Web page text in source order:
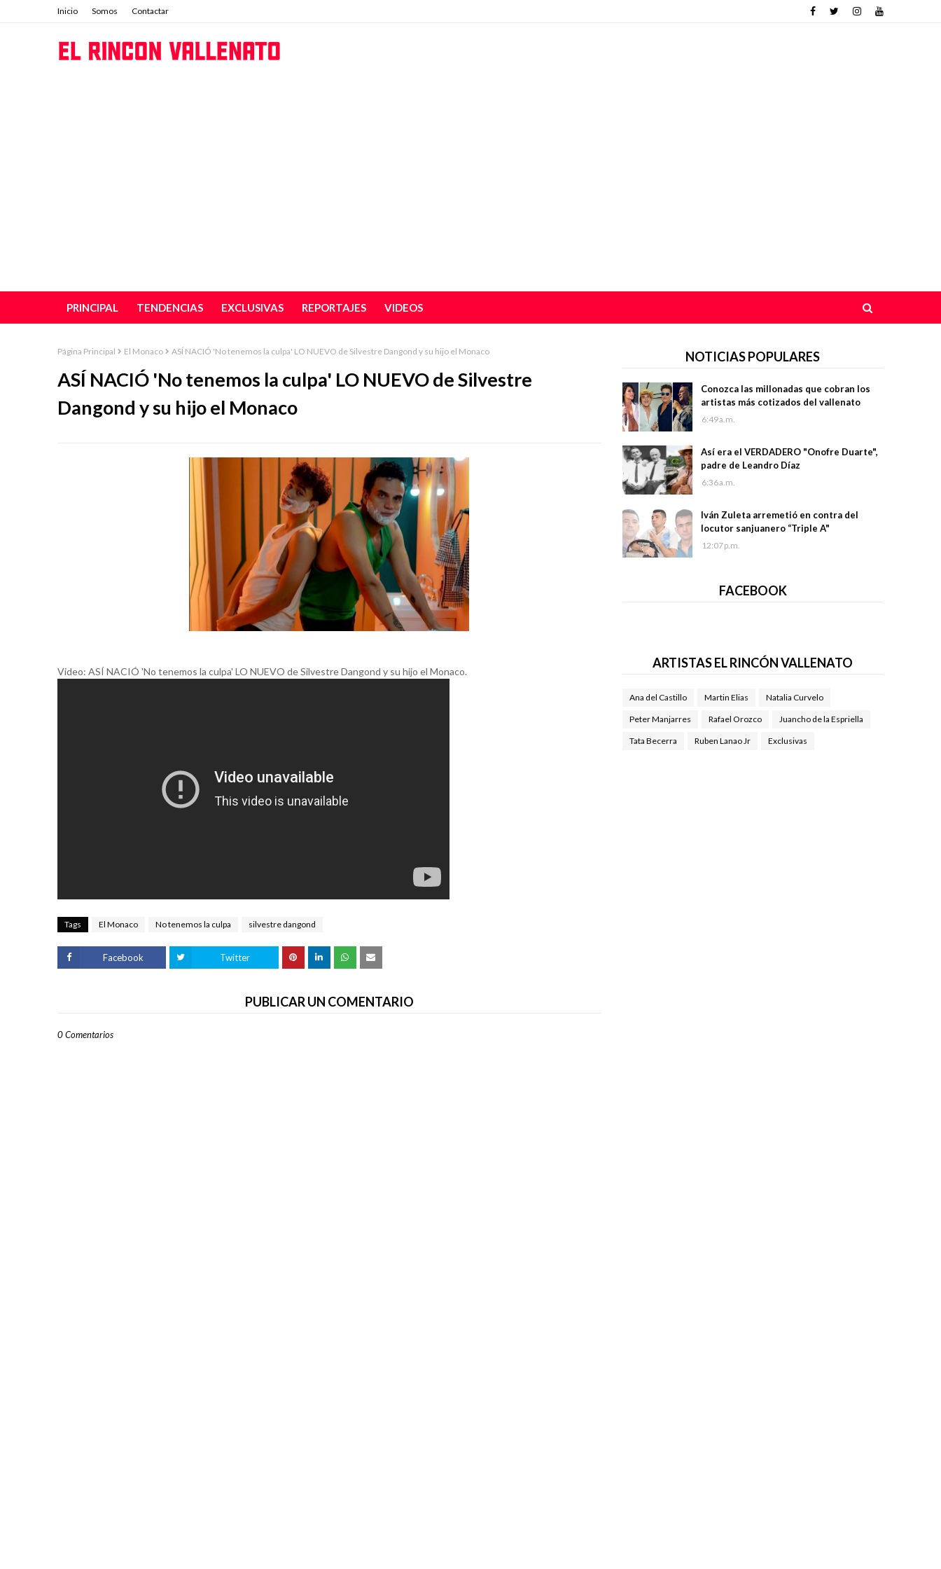
Inicio Somos Contactar
PRINCIPAL TENDENCIAS EXCLUSIVAS REPORTAJES VIDEOS
Página Principal El Monaco ASÍ NACIÓ 'No tenemos la culpa' LO NUEVO de Silvestre Dangond y su hijo el Monaco
ASÍ NACIÓ 'No tenemos la culpa' LO NUEVO de Silvestre
Dangond y su hijo el Monaco
Video: ASÍ NACIÓ 'No tenemos la culpa' LO NUEVO de Silvestre Dangond y su hijo el Monaco.
Tags El Monaco No tenemos la culpa silvestre dangond
Facebook Twitter
PUBLICAR UN COMENTARIO
0 Comentarios
NOTICIAS POPULARES
Conozca las millonadas que cobran los
artistas más cotizados del vallenato
6:49 a.m.
Así era el VERDADERO "Onofre Duarte",
padre de Leandro Díaz
6:36 a.m.
Iván Zuleta arremetió en contra del
locutor sanjuanero “Triple A"
12:07 p.m.
FACEBOOK
ARTISTAS EL RINCÓN VALLENATO
Ana del Castillo Martin Elias Natalia Curvelo
Peter Manjarres Rafael Orozco Juancho de la Espriella
Tata Becerra Ruben Lanao Jr Exclusivas